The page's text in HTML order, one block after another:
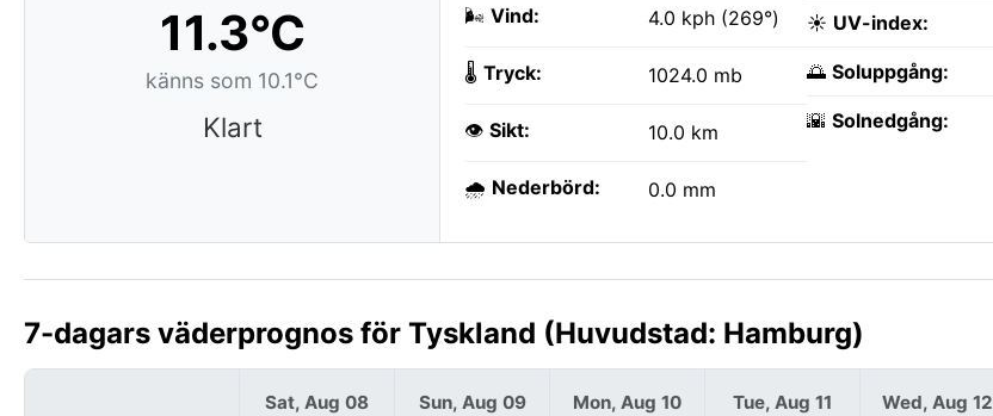
11.3°C
känns som 10.1°C
Klart
🌬️ Vind: 4.0 kph (269°)
🌡️ Tryck: 1024.0 mb
👁️ Sikt: 10.0 km
🌧️ Nederbörd: 0.0 mm
☀️ UV-index:
🌅 Soluppgång:
🌇 Solnedgång:
7-dagars väderprognos för Tyskland (Huvudstad: Hamburg)
Sat, Aug 08 Sun, Aug 09 Mon, Aug 10 Tue, Aug 11 Wed, Aug 12